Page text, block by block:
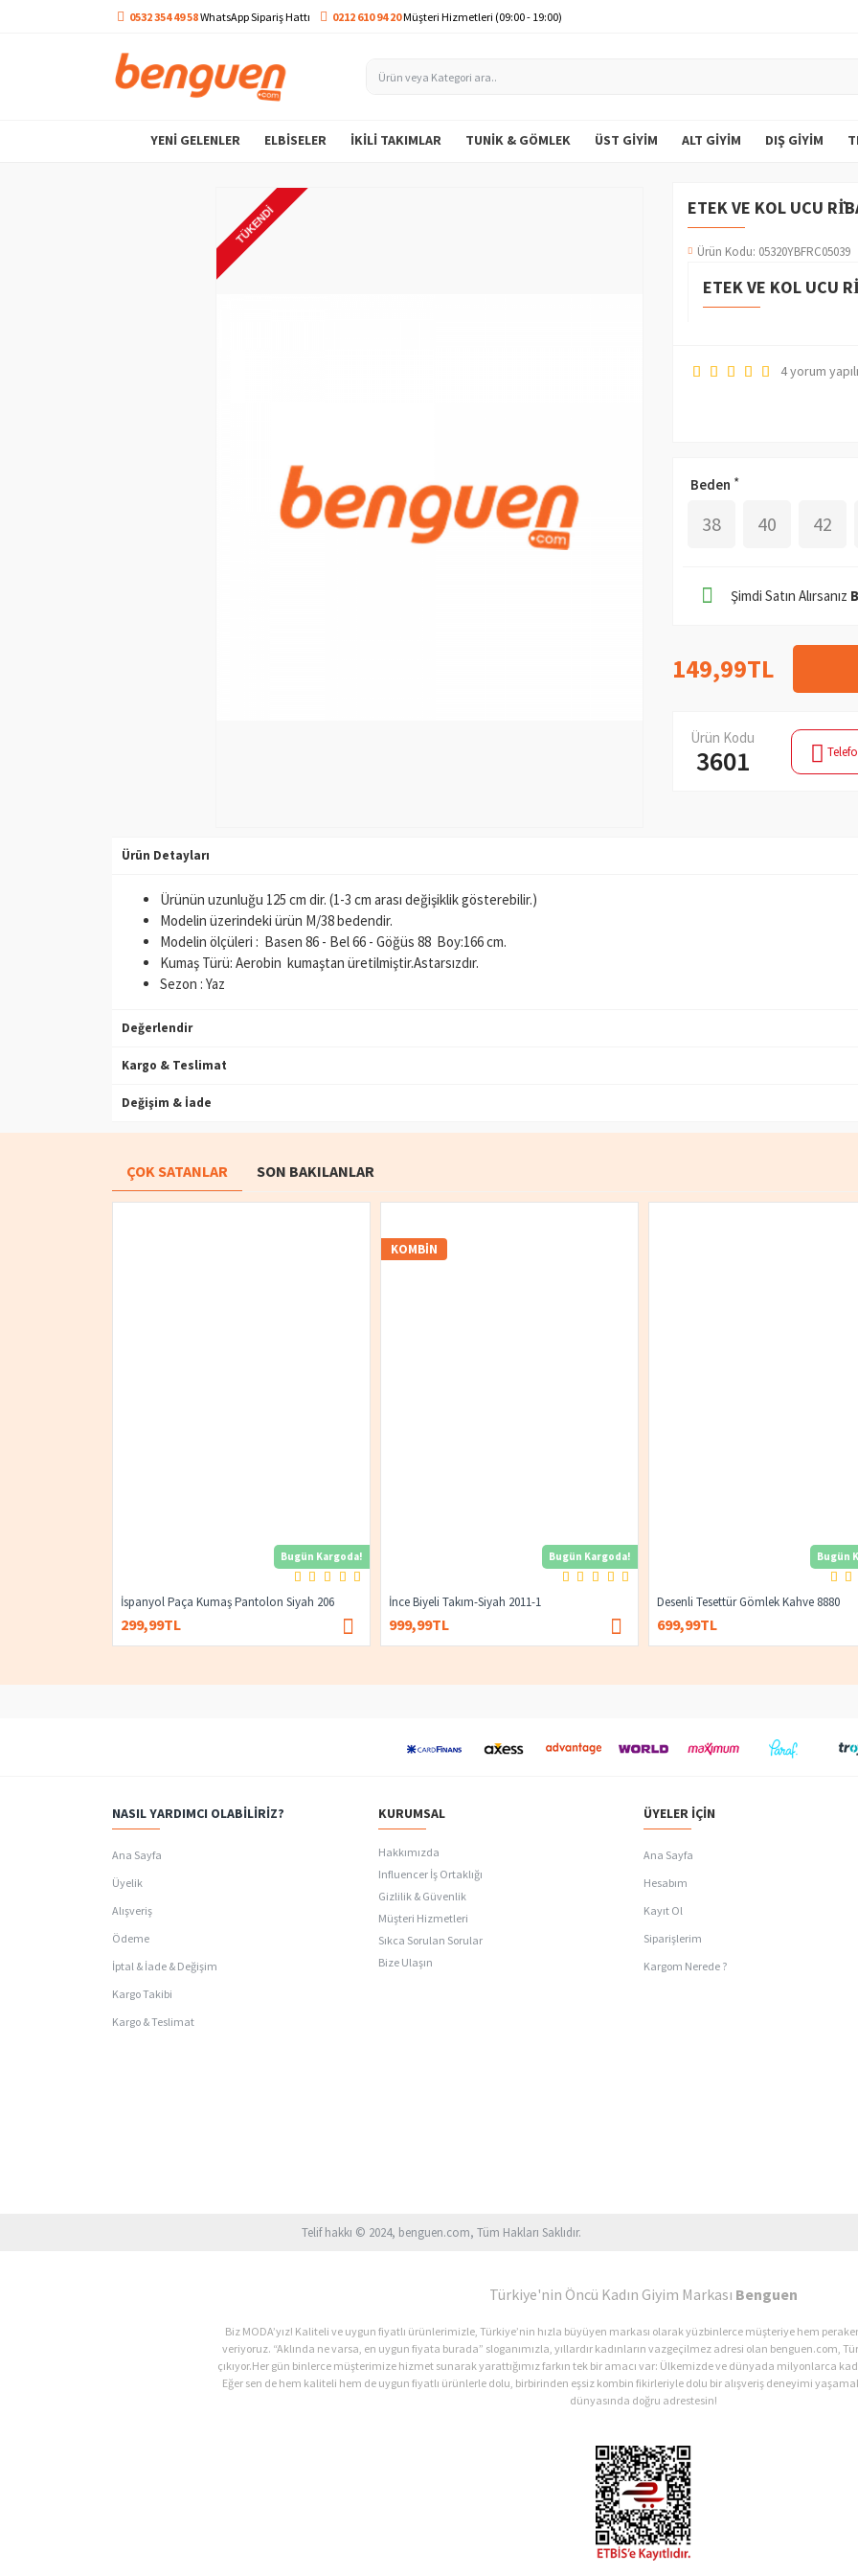
0532 354 49 58WhatsApp Sipariş Hattı 0212 610 94 20Müşteri Hizmetleri (09:00 - 19:00)
YENI GELENLER ELBISELER İKILI TAKIMLAR TUNIK & GÖMLEK ÜST GIYIM ALT GIYIM DIŞ GIYIM
TÜKENDI ETEK VE KOL UCU
ETEK VE KOL UCU
Ürün Kodu: 05320YBFRC05039
4 yorum
Beden
38 40 42
149,99TL
Şimdi Satın Alırsanız
Ürün Kodu
3601
Ürün Detayları
Ürünün uzunluğu 125 cm dir. (1-3 cm arası değişiklik gösterebilir.)
Modelin üzerindeki ürün M/38 bedendir.
Modelin ölçüleri : Basen 86 - Bel 66 - Göğüs 88 Boy:166 cm.
Kumaş Türü: Aerobin kumaştan üretilmiştir.Astarsızdır.
Sezon : Yaz
Değerlendir
Kargo & Teslimat
Değişim & İade
ÇOK SATANLAR SON BAKILANLAR
Bugün Kargoda!
İspanyol Paça Kumaş Pantolon Siyah 206
299,99TL
Bugün Kargoda!
KOMBIN
İnce Biyeli Takım-Siyah 2011-1
999,99TL
Bugün
Desenli Tesettür Gömlek Kahve 8880
699,99TL
NASIL YARDIMCI OLABILIRIZ?
Ana Sayfa
Üyelik
Alışveriş
Ödeme
İptal & İade & Değişim
Kargo Takibi
Kargo & Teslimat
KURUMSAL
Hakkımızda
Influencer İş Ortaklığı
Gizlilik & Güvenlik
Müşteri Hizmetleri
Sıkca Sorulan Sorular
Bize Ulaşın
ÜYELER İÇIN
Ana Sayfa
Hesabım
Kayıt Ol
Siparişlerim
Kargom Nerede ?
Telif hakkı © 2024, benguen.com, Tüm Hakları Saklıdır.
Türkiye'nin Öncü Kadın Giyim Markası Benguen
Biz MODA’yız! Kaliteli ve uygun fiyatlı ürünlerimizle, Türkiye’nin hızla büyüyen markası olarak yüzbinlerce müşteriye hem
veriyoruz. “Aklında ne varsa, en uygun fiyata burada” sloganımızla, yıllardır kadınların vazgeçilmez adresi olan benguen.com,
çıkıyor.Her gün binlerce müşterimize hizmet sunarak yarattığımız farkın tek bir amacı var: Ülkemizde ve dünyada milyonlarca
Eğer sen de hem kaliteli hem de uygun fiyatlı ürünlerle dolu, birbirinden eşsiz kombin fikirleriyle dolu bir alışveriş deneyimi
dünyasında doğru adrestesin!